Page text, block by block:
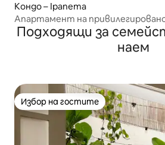
Кондо – Ipanema
Апартамент на
и ексклузивно
Подходящи за
наем
Избор на гостите
Избор на гостите